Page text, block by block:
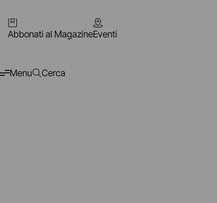
Abbonati al MagazineEventi
Menu Cerca